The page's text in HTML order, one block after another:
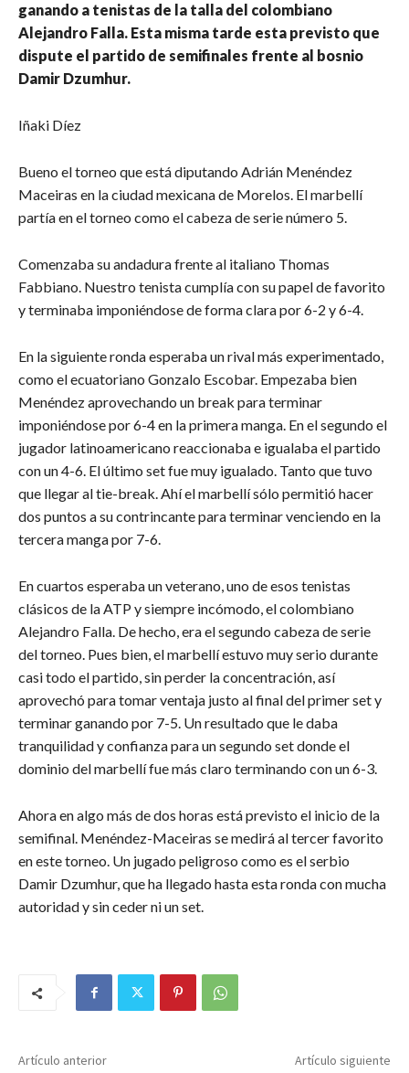
ganando a tenistas de la talla del colombiano
Alejandro Falla. Esta misma tarde esta previsto que
dispute el partido de semifinales frente al bosnio
Damir Dzumhur.
Iñaki Díez
Bueno el torneo que está diputando Adrián Menéndez
Maceiras en la ciudad mexicana de Morelos. El marbellí
partía en el torneo como el cabeza de serie número 5.
Comenzaba su andadura frente al italiano Thomas
Fabbiano. Nuestro tenista cumplía con su papel de favorito
y terminaba imponiéndose de forma clara por 6-2 y 6-4.
En la siguiente ronda esperaba un rival más experimentado,
como el ecuatoriano Gonzalo Escobar. Empezaba bien
Menéndez aprovechando un break para terminar
imponiéndose por 6-4 en la primera manga. En el segundo el
jugador latinoamericano reaccionaba e igualaba el partido
con un 4-6. El último set fue muy igualado. Tanto que tuvo
que llegar al tie-break. Ahí el marbellí sólo permitió hacer
dos puntos a su contrincante para terminar venciendo en la
tercera manga por 7-6.
En cuartos esperaba un veterano, uno de esos tenistas
clásicos de la ATP y siempre incómodo, el colombiano
Alejandro Falla. De hecho, era el segundo cabeza de serie
del torneo. Pues bien, el marbellí estuvo muy serio durante
casi todo el partido, sin perder la concentración, así
aprovechó para tomar ventaja justo al final del primer set y
terminar ganando por 7-5. Un resultado que le daba
tranquilidad y confianza para un segundo set donde el
dominio del marbellí fue más claro terminando con un 6-3.
Ahora en algo más de dos horas está previsto el inicio de la
semifinal. Menéndez-Maceiras se medirá al tercer favorito
en este torneo. Un jugado peligroso como es el serbio
Damir Dzumhur, que ha llegado hasta esta ronda con mucha
autoridad y sin ceder ni un set.
Artículo anterior Artículo siguiente